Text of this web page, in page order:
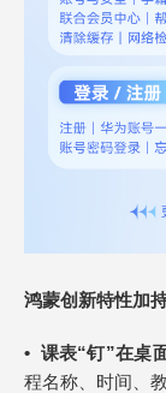
鸿蒙创新特性加
• 课表“钉”在桌
程名称、时间、